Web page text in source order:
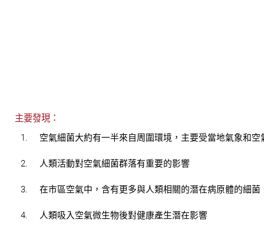
主要發現：
1.
空氣細菌大約有一半來自周圍環境，主要受當地氣象和空
2. 人類活動對空氣細菌群落有重要的影響
3. 在市區空氣中，含有更多與人類相關的潛在病原體的細菌
4. 人類吸入空氣微生物後對健康產生潛在影響